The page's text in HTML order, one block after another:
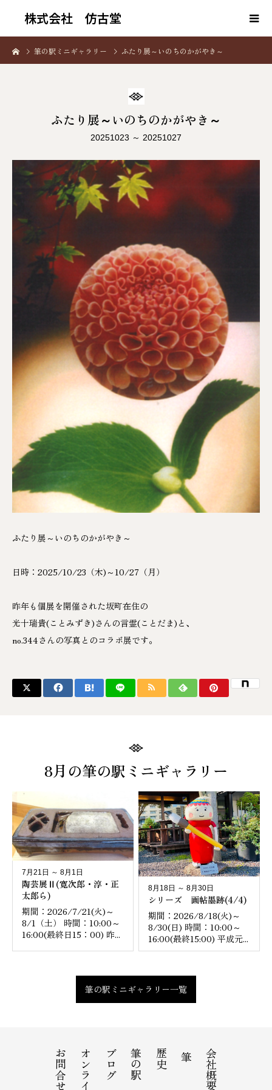
株式会社 仿古堂
筆の駅ミニギャラリー ふたり展～いのちのかがやき～
ふたり展～いのちのかがやき～
20251023 ～ 20251027
ふたり展～いのちのかがやき～
日時：2025/10/23（木)～10/27（月）
昨年も個展を開催された坂町在住の
光十瑞貴(ことみずき)さんの言霊(ことだま)と、
no.344さんの写真とのコラボ展です。
8月の筆の駅ミニギャラリー
7月21日 ～ 8月1日
陶芸展Ⅱ(寛次郎・淳・正
太郎ら)
期間：2026/7/21(火)～
8/1（土） 時間：10:00～
16:00(最終日15：00) 昨...
8月18日 ～ 8月30日
シリーズ 画帖墨跡(4/4)
期間：2026/8/18(火)～
8/30(日) 時間：10:00～
16:00(最終15:00) 平成元...
筆の駅ミニギャラリー一覧
会社概要
筆
歴史
筆の駅
ブログ
お問合せ